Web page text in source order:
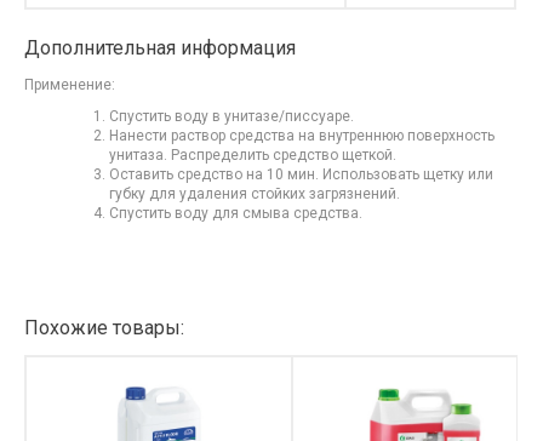
Дополнительная информация
Применение:
Спустить воду в унитазе/писсуаре.
Нанести раствор средства на внутреннюю поверхность
унитаза. Распределить средство щеткой.
Оставить средство на 10 мин. Использовать щетку или
губку для удаления стойких загрязнений.
Спустить воду для смыва средства.
Похожие товары: